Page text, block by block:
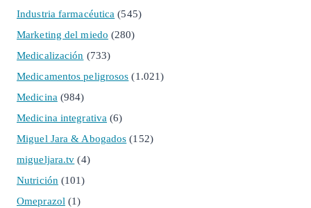
Industria farmacéutica (545)
Marketing del miedo (280)
Medicalización (733)
Medicamentos peligrosos (1.021)
Medicina (984)
Medicina integrativa (6)
Miguel Jara & Abogados (152)
migueljara.tv (4)
Nutrición (101)
Omeprazol (1)